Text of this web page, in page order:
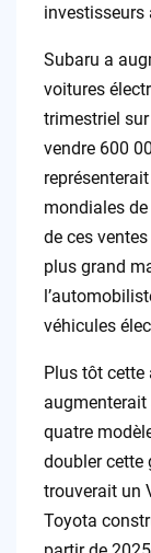
investisseurs
Subaru a
voitures
trimestriel
vendre 600
mondiales de
de ces
plus grand
véhicules
Plus tôt cette
augmenterait
quatre
doubler cette
trouverait un
Toyota